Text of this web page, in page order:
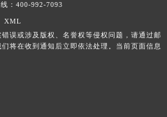
： 400-992-7093
XML
误或涉及版权、名誉权等侵权问题，请通过邮
将在收到通知后立即依法处理。当前页面信息